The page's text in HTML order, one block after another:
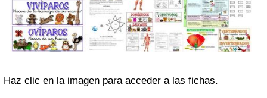
Haz clic en la imagen para acceder a las fichas.